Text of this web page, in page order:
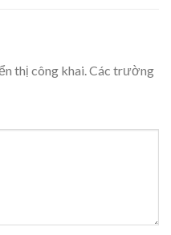
thị công khai. Các trường